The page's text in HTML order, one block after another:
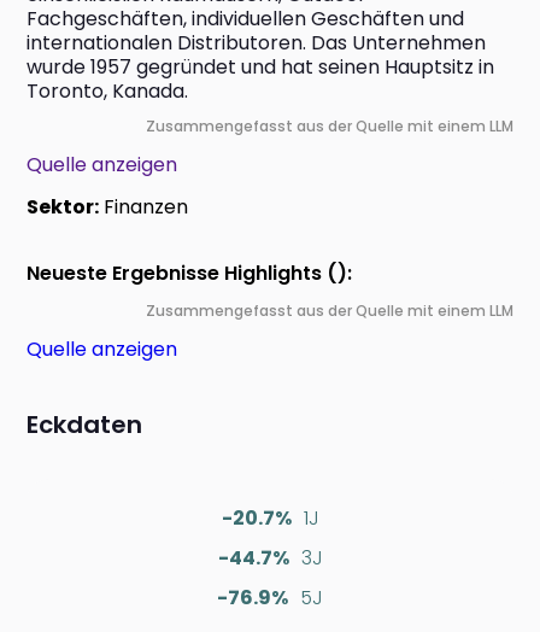
Fachgeschäften, individuellen Geschäften und
internationalen Distributoren. Das Unternehmen
wurde 1957 gegründet und hat seinen Hauptsitz in
Toronto, Kanada.
Zusammengefasst aus der Quelle mit einem LLM
Quelle anzeigen
Sektor: Finanzen
Neueste Ergebnisse Highlights ():
Zusammengefasst aus der Quelle mit einem LLM
Quelle anzeigen
Eckdaten
-20.7% 1J
-44.7% 3J
-76.9% 5J